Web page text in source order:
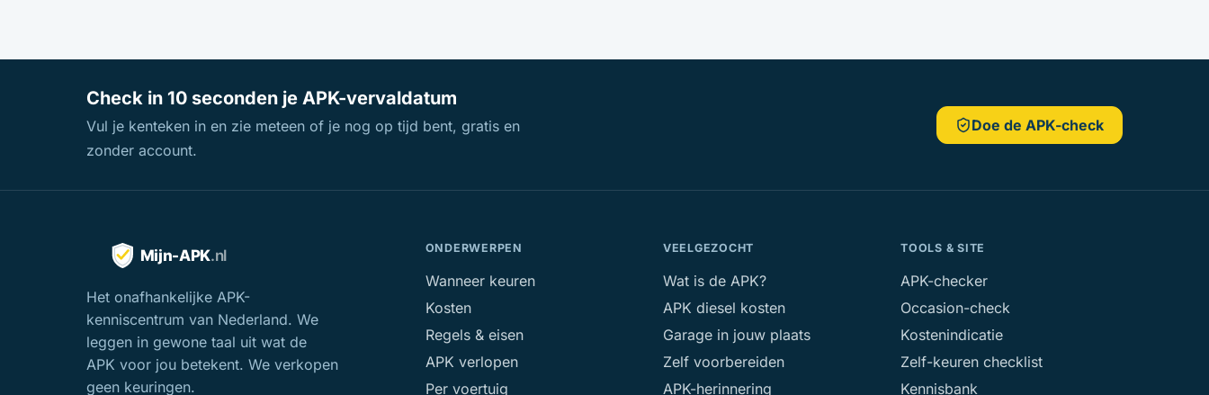
Check in 10 seconden je APK-vervaldatum
Vul je kenteken in en zie meteen of je nog op tijd bent, gratis en
zonder account.
Doe de APK-check
Het onafhankelijke APK-
kenniscentrum van Nederland. We
leggen in gewone taal uit wat de
APK voor jou betekent. We verkopen
geen keuringen.
ONDERWERPEN
Wanneer keuren
Kosten
Regels & eisen
APK verlopen
Per voertuig
VEELGEZOCHT
Wat is de APK?
APK diesel kosten
Garage in jouw plaats
Zelf voorbereiden
APK-herinnering
TOOLS & SITE
APK-checker
Occasion-check
Kostenindicatie
Zelf-keuren checklist
Kennisbank